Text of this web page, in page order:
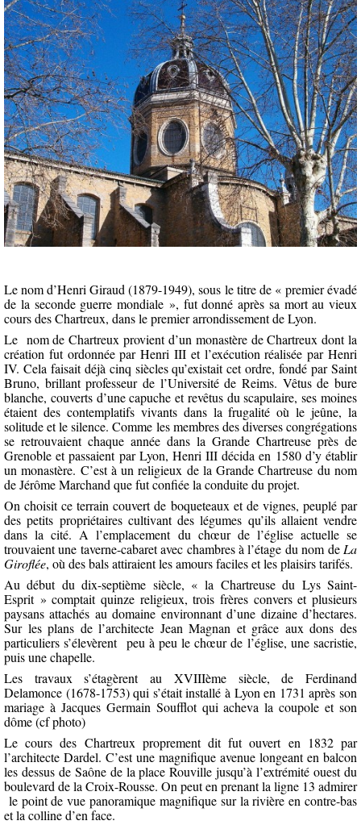
Le nom d’Henri Giraud (1879-1949), sous le titre de « premier évadé
de la seconde guerre mondiale », fut donné après sa mort au vieux
cours des Chartreux, dans le premier arrondissement de Lyon.
Le nom de Chartreux provient d’un monastère de Chartreux dont la
création fut ordonnée par Henri III et l’exécution réalisée par Henri
IV. Cela faisait déjà cinq siècles qu’existait cet ordre, fondé par Saint
Bruno, brillant professeur de l’Université de Reims. Vêtus de bure
blanche, couverts d’une capuche et revêtus du scapulaire, ses moines
étaient des contemplatifs vivants dans la frugalité où le jeûne, la
solitude et le silence. Comme les membres des diverses congrégations
se retrouvaient chaque année dans la Grande Chartreuse près de
Grenoble et passaient par Lyon, Henri III décida en 1580 d’y établir
un monastère. C’est à un religieux de la Grande Chartreuse du nom
de Jérôme Marchand que fut confiée la conduite du projet.
On choisit ce terrain couvert de boqueteaux et de vignes, peuplé par
des petits propriétaires cultivant des légumes qu’ils allaient vendre
dans la cité. A l’emplacement du chœur de l’église actuelle se
trouvaient une taverne-cabaret avec chambres à l’étage du nom de La
Giroflée, où des bals attiraient les amours faciles et les plaisirs tarifés.
Au début du dix-septième siècle, « la Chartreuse du Lys Saint-
Esprit » comptait quinze religieux, trois frères convers et plusieurs
paysans attachés au domaine environnant d’une dizaine d’hectares.
Sur les plans de l’architecte Jean Magnan et grâce aux dons des
particuliers s’élevèrent peu à peu le chœur de l’église, une sacristie,
puis une chapelle.
Les travaux s’étagèrent au XVIIIème siècle, de Ferdinand
Delamonce (1678-1753) qui s’était installé à Lyon en 1731 après son
mariage à Jacques Germain Soufflot qui acheva la coupole et son
dôme (cf photo)
Le cours des Chartreux proprement dit fut ouvert en 1832 par
l’architecte Dardel. C’est une magnifique avenue longeant en balcon
les dessus de Saône de la place Rouville jusqu’à l’extrémité ouest du
boulevard de la Croix-Rousse. On peut en prenant la ligne 13 admirer
le point de vue panoramique magnifique sur la rivière en contre-bas
et la colline d’en face.